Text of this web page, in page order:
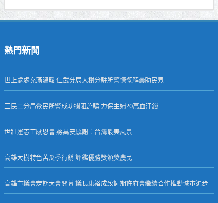
熱門新聞
世上處處充滿溫暖 仁武分局大樹分駐所警慷慨解囊助民眾
三民二分局覺民所警成功攔阻詐騙 力保主婦20萬血汗錢
世壯運志工感恩會 蔣萬安感謝：台灣最美風景
高雄大樹特色苦瓜季行銷 評鑑優勝獎頒獎農民
高雄市議會定期大會開幕 議長康裕成致詞期許府會繼續合作推動城市進步